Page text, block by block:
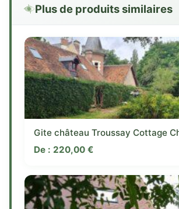
Plus de produits similaires
Gite château Troussay Cottage
De : 220,00 €